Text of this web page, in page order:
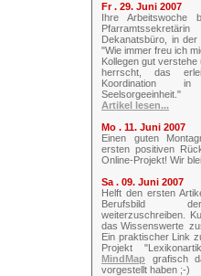
Fr . 29. Juni 2007
Ihre Arbeitswoche
Dekanatsbüro, in der
"Wie immer freu ich
Kollegen gut
herrscht, das
Koordination
Seelsorgeeinheit."
Artikel lesen...
Mo . 11. Juni 2007
Einen guten
ersten positiven
Online-Projekt! Wir
Sa . 09. Juni 2007
Helft den ersten
Berufsbild
weiterzuschreiben.
das Wissenswerte
Ein praktischer Link
Projekt
MindMap grafisch
vorgestellt haben ;-)